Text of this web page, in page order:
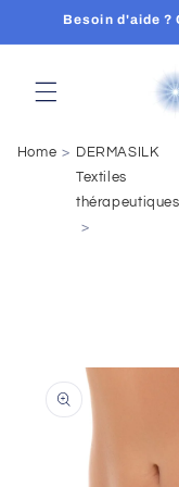
Skip to
Besoin d'aide ?
Home
DERMASILK
Textiles
thérapeutiques